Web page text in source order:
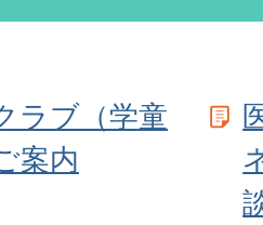
ラブ（学童
案内